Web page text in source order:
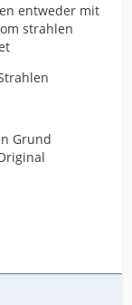
entweder mit
strahlen
Grund